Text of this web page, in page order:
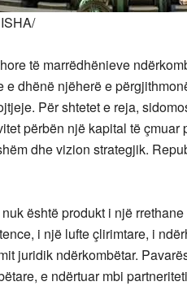
të marrëdhënieve
e dhënë njëherë e
Për shtetet e reja,
përbën një kapital të
dhe vizion strategjik.
është produkt i një
i një lufte çlirimtare, i
juridik ndërkombëtar.
e ndërtuar mbi